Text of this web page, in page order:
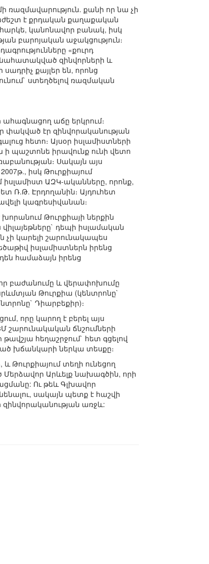
ռազմավարություն. քանի որ նա չի
է քրդական քաղաքական
կանոնավոր բանակ, իսկ
բարոյական աջակցություն։
«քուրդ
զինվորների և
քայլեր են, որոնց
ստեղծելով ռազմական
աճը երկրում։
փակված էր զինվորականության
հետո։ Այսօր իսլամիստների
պաշտոնե իրավունք ունի վետո
Սակայն այս
իսկ Թուրքիայում
իսլամիստ ԱԶԿ-ականները, որոնք,
Ռ.Թ. Էրդողանին։ Այդուհետ
կագրեսիվանան։
Թուրքիայի ներքին
դեպի իսլամական
չի կարելի շարունակապես
իսլամիստներն իրենց
համաձայն իրենց
բաժանումը և վերափոխումը
Թուրքիա (կենտրոնը`
Դիարբեքիր)։
որը կարող է բերել այս
ճնշումների
հեղաշրջում` հետ գցելով
խճանկարի ներկա տեսքը։
Թուրքիայում տեղի ունեցող
Մերձավոր Արևելք նախագծին, որի
Ու թեև Գլխավոր
սակայն պետք է հաշվի
զինվորականության առջև: